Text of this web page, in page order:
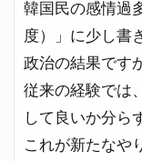
韓国民の感情過
度）」に少し書
政治の結果です
従来の経験では
して良いか分ら
これが新たなや